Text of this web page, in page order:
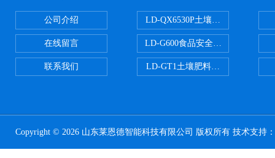
公司介绍
在线留言
联系我们
LD-QX6530P土壤氧化还原电位检
LD-G600食品安全检测仪
LD-GT1土壤肥料养分检测仪
Copyright © 2026 山东莱恩德智能科技有限公司 版权所有 技术支持：